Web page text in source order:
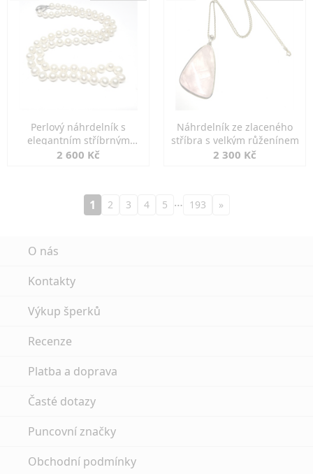
Perlový náhrdelník s
elegantním stříbrným
zapínáním
2 600 Kč
Náhrdelník ze zlaceného
stříbra s velkým růženínem
2 300 Kč
1 2 3 4 5 … 193 »
O nás
Kontakty
Výkup šperků
Recenze
Platba a doprava
Časté dotazy
Puncovní značky
Obchodní podmínky